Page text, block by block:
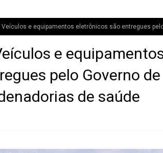
Veículos e equipamentos eletrônicos são entregues
e
pelo Governo
de saúde